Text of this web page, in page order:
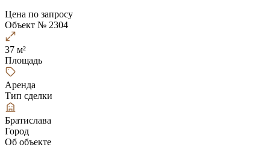
Цена по запросу
Объект № 2304
37 м²
Площадь
Аренда
Тип сделки
Братислава
Город
Об объекте